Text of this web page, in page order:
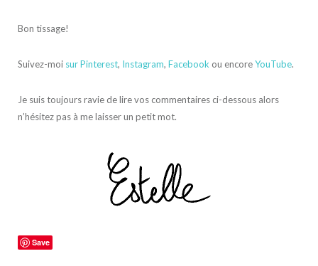
Bon tissage!
Suivez-moi sur Pinterest, Instagram, Facebook ou encoreYouTube.
Je suis toujours ravie de lire vos commentaires ci-dessous alors
n’hésitez pas à me laisser un petit mot.
Save